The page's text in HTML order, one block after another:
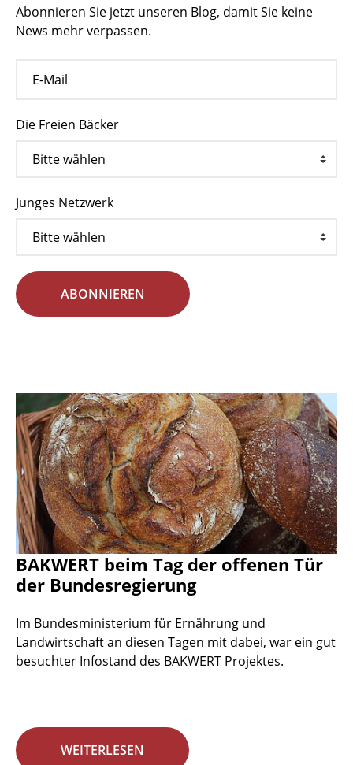
Abonnieren Sie jetzt unseren Blog, damit Sie keine
News mehr verpassen.
Die Freien Bäcker
Junges Netzwerk
ABONNIEREN
BAKWERT beim Tag der offenen Tür
der Bundesregierung
Im Bundesministerium für Ernährung und
Landwirtschaft an diesen Tagen mit dabei, war ein gut
besuchter Infostand des BAKWERT Projektes.
WEITERLESEN